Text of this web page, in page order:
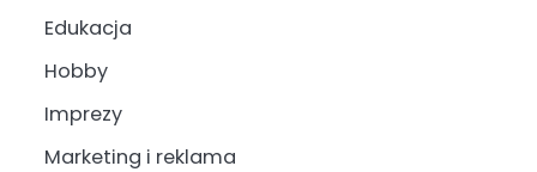
Edukacja
Hobby
Imprezy
Marketing i reklama